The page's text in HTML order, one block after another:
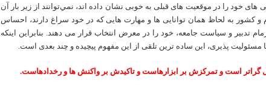
های خود را در موقعیت های قبلی به خوبی نشان داده اند، نمي‌توانند از زير بار آن
و کشور به لحاظ همان توانایی ها و مهارت هایی که در خود سراغ دارند، احساس
تدبير و سياست جامعه، خود را در معرض انتخاب قرار می دهند. بنابراین اینکه
مسئولیت پذیری، این ساده ترین تلقی از این مفهوم پیچیده و چند بعدی است.
گراتر است و تمرکزش بر ابزارهاست و تاکیدش بر واکنش ها و رخدادهاست.